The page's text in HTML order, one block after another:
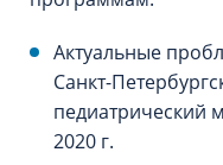
Актуальные
Санкт-
педиатрический
2020 г.